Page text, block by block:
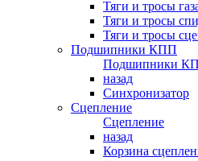
Тяги и тросы
Тяги и тросы
Тяги и тросы
Подшипники КПП
Подшипники
назад
Синхронизатор
Сцепление
Сцепление
назад
Корзина